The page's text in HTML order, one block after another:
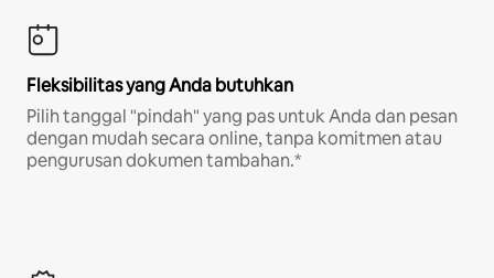
Fleksibilitas yang Anda butuhkan
Pilih tanggal "pindah" yang pas untuk Anda dan pesan
dengan mudah secara online, tanpa komitmen atau
pengurusan dokumen tambahan.*